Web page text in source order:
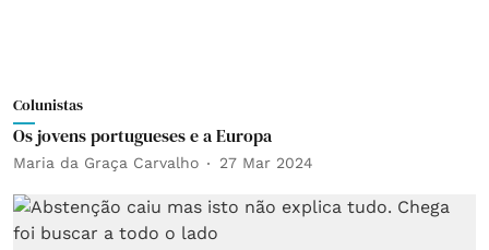
Colunistas
Os jovens portugueses e a Europa
Maria da Graça Carvalho 27 Mar 2024